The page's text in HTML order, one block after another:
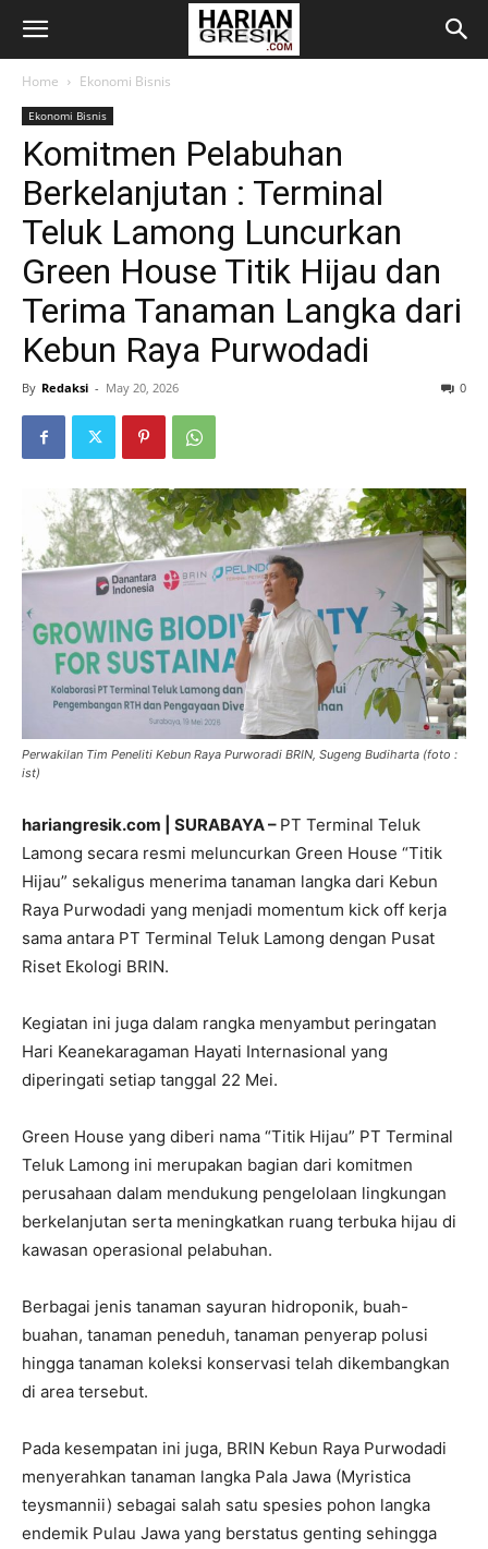
Home Ekonomi Bisnis
Ekonomi Bisnis
Komitmen Pelabuhan
Berkelanjutan : Terminal
Teluk Lamong Luncurkan
Green House Titik Hijau dan
Terima Tanaman Langka dari
Kebun Raya Purwodadi
By Redaksi - May 20, 2026 0
Perwakilan Tim Peneliti Kebun Raya Purworadi BRIN, Sugeng Budiharta (foto :
ist)
hariangresik.com | SURABAYA – PT Terminal Teluk
Lamong secara resmi meluncurkan Green House “Titik
Hijau” sekaligus menerima tanaman langka dari Kebun
Raya Purwodadi yang menjadi momentum kick off kerja
sama antara PT Terminal Teluk Lamong dengan Pusat
Riset Ekologi BRIN.
Kegiatan ini juga dalam rangka menyambut peringatan
Hari Keanekaragaman Hayati Internasional yang
diperingati setiap tanggal 22 Mei.
Green House yang diberi nama “Titik Hijau” PT Terminal
Teluk Lamong ini merupakan bagian dari komitmen
perusahaan dalam mendukung pengelolaan lingkungan
berkelanjutan serta meningkatkan ruang terbuka hijau di
kawasan operasional pelabuhan.
Berbagai jenis tanaman sayuran hidroponik, buah-
buahan, tanaman peneduh, tanaman penyerap polusi
hingga tanaman koleksi konservasi telah dikembangkan
di area tersebut.
Pada kesempatan ini juga, BRIN Kebun Raya Purwodadi
menyerahkan tanaman langka Pala Jawa (Myristica
teysmannii) sebagai salah satu spesies pohon langka
endemik Pulau Jawa yang berstatus genting sehingga